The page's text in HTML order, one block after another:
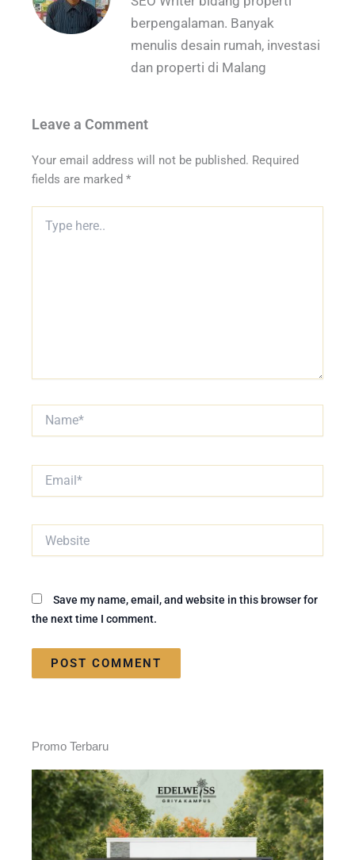
berpengalaman. Banyak
menulis desain rumah, investasi
dan properti di Malang
Leave a Comment
Your email address will not be published. Required
fields are marked *
here..
Save my name, email, and website in this browser for
the next time I comment.
Promo Terbaru